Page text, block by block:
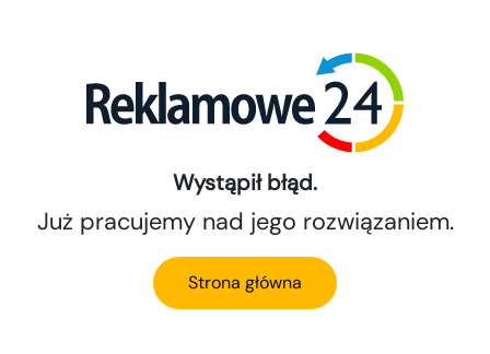
Wystąpił błąd.
Już pracujemy nad jego rozwiązaniem.
Strona główna